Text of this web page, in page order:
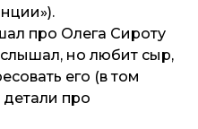
про Олега Сироту
но любит сыр,
его (в том
детали про